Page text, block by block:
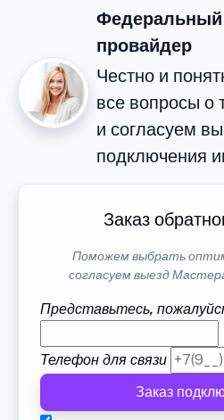
Федеральный
провайдер
Честно и
все вопросы о
и согласуем
подключения
Заказ
Поможем выбрать
согласуем выезд
Представьтесь,
Телефон для связи
Заказ